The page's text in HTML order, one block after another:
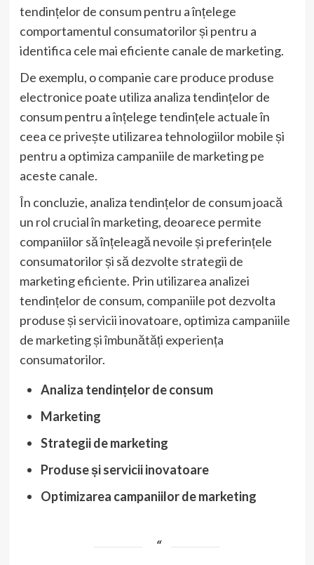
tendințelor de consum pentru a înțelege
comportamentul consumatorilor și pentru a
identifica cele mai eficiente canale de marketing.
De exemplu, o companie care produce produse
electronice poate utiliza analiza tendințelor de
consum pentru a înțelege tendințele actuale în
ceea ce privește utilizarea tehnologiilor mobile și
pentru a optimiza campaniile de marketing pe
aceste canale.
În concluzie, analiza tendințelor de consum joacă
un rol crucial în marketing, deoarece permite
companiilor să înțeleagă nevoile și preferințele
consumatorilor și să dezvolte strategii de
marketing eficiente. Prin utilizarea analizei
tendințelor de consum, companiile pot dezvolta
produse și servicii inovatoare, optimiza campaniile
de marketing și îmbunătăți experiența
consumatorilor.
Analiza tendințelor de consum
Marketing
Strategii de marketing
Produse și servicii inovatoare
Optimizarea campaniilor de marketing